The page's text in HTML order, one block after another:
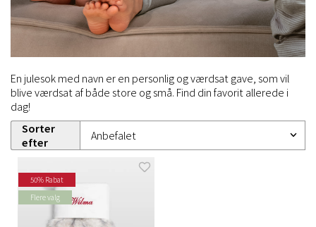
En julesok med navn er en personlig og værdsat gave, som vil
blive værdsat af både store og små. Find din favorit allerede i
dag!
Sorter
efter
50% Rabat
Flere valg